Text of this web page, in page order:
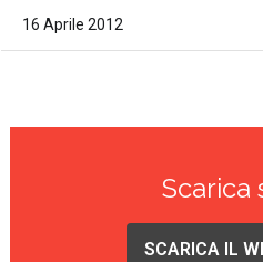
16 Aprile 2012
Scarica
SCARICA IL